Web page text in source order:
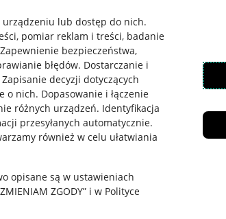
lub dostęp do nich.
pomiar reklam i treści, badanie
Zapewnienie bezpieczeństwa,
błędów. Dostarczanie i
Zapisanie decyzji dotyczących
o nich. Dopasowanie i łączenie
różnych urządzeń. Identyfikacja
przesyłanych automatycznie.
również w celu ułatwiania
opisane są w ustawieniach
ZGODY” i w Polityce
aplikację